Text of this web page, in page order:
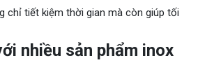
chỉ tiết kiệm thời gian mà còn giúp tối
nhiều sản phẩm inox